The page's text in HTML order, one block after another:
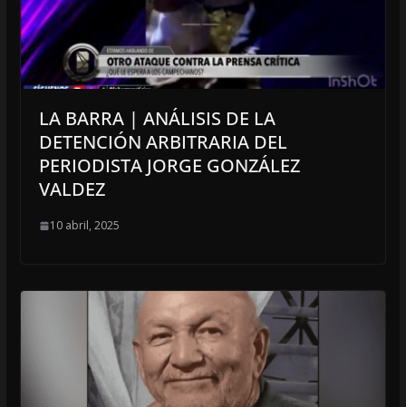
LA BARRA | ANÁLISIS DE LA
DETENCIÓN ARBITRARIA DEL
PERIODISTA JORGE GONZÁLEZ
VALDEZ
10 abril, 2025